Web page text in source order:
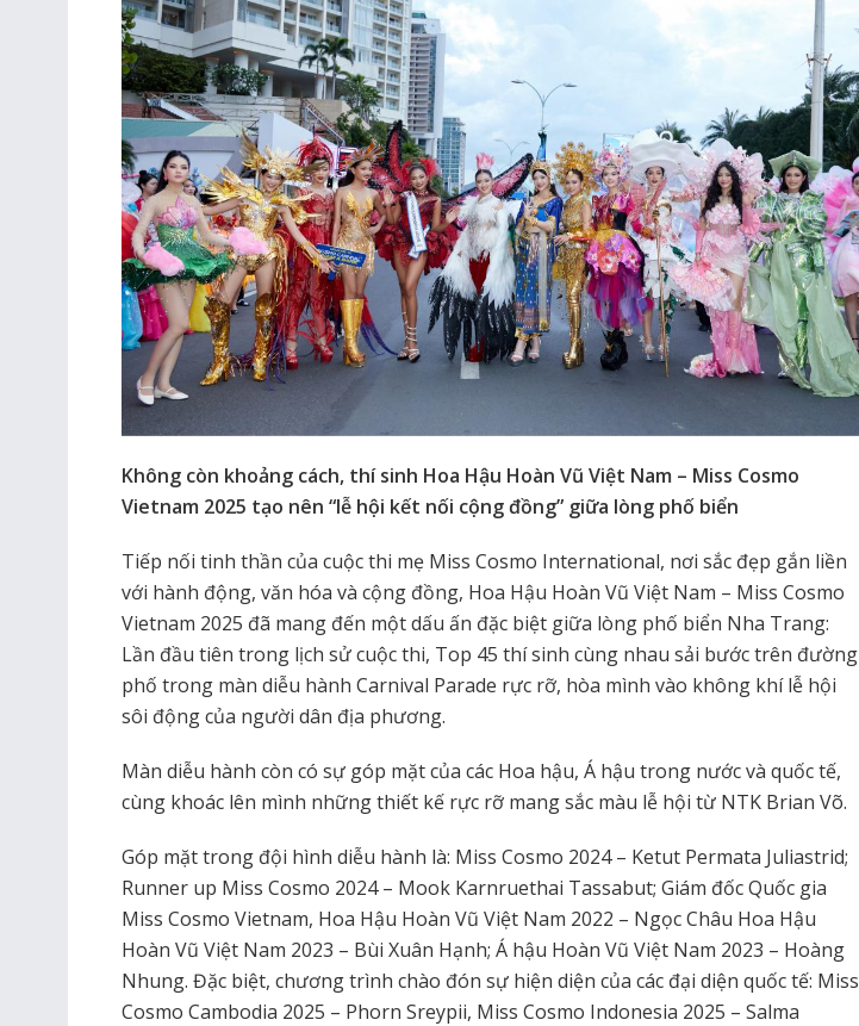
Không còn khoảng cách, thí sinh Hoa Hậu Hoàn Vũ Việt Nam – Miss Cosmo
Vietnam 2025 tạo nên “lễ hội kết nối cộng đồng” giữa lòng phố biển
Tiếp nối tinh thần của cuộc thi mẹ Miss Cosmo International, nơi sắc đẹp gắn liền
với hành động, văn hóa và cộng đồng, Hoa Hậu Hoàn Vũ Việt Nam – Miss Cosmo
Vietnam 2025 đã mang đến một dấu ấn đặc biệt giữa lòng phố biển Nha Trang:
Lần đầu tiên trong lịch sử cuộc thi, Top 45 thí sinh cùng nhau sải bước trên đường
phố trong màn diễu hành Carnival Parade rực rỡ, hòa mình vào không khí lễ hội
sôi động của người dân địa phương.
Màn diễu hành còn có sự góp mặt của các Hoa hậu, Á hậu trong nước và quốc tế,
cùng khoác lên mình những thiết kế rực rỡ mang sắc màu lễ hội từ NTK Brian Võ.
Góp mặt trong đội hình diễu hành là: Miss Cosmo 2024 – Ketut Permata Juliastrid;
Runner up Miss Cosmo 2024 – Mook Karnruethai Tassabut; Giám đốc Quốc gia
Miss Cosmo Vietnam, Hoa Hậu Hoàn Vũ Việt Nam 2022 – Ngọc Châu Hoa Hậu
Hoàn Vũ Việt Nam 2023 – Bùi Xuân Hạnh; Á hậu Hoàn Vũ Việt Nam 2023 – Hoàng
Nhung. Đặc biệt, chương trình chào đón sự hiện diện của các đại diện quốc tế: Miss
Cosmo Cambodia 2025 – Phorn Sreypii, Miss Cosmo Indonesia 2025 – Salma